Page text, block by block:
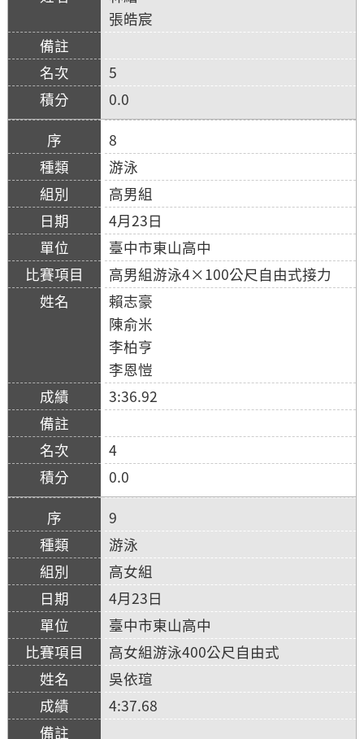
張皓宸
5
0.0
8
游泳
高男組
4月23日
臺中市東山高中
高男組游泳4×100公尺自由式接力
賴志豪
陳俞米
李柏亨
李恩愷
3:36.92
4
0.0
9
游泳
高女組
4月23日
臺中市東山高中
高女組游泳400公尺自由式
吳依瑄
4:37.68